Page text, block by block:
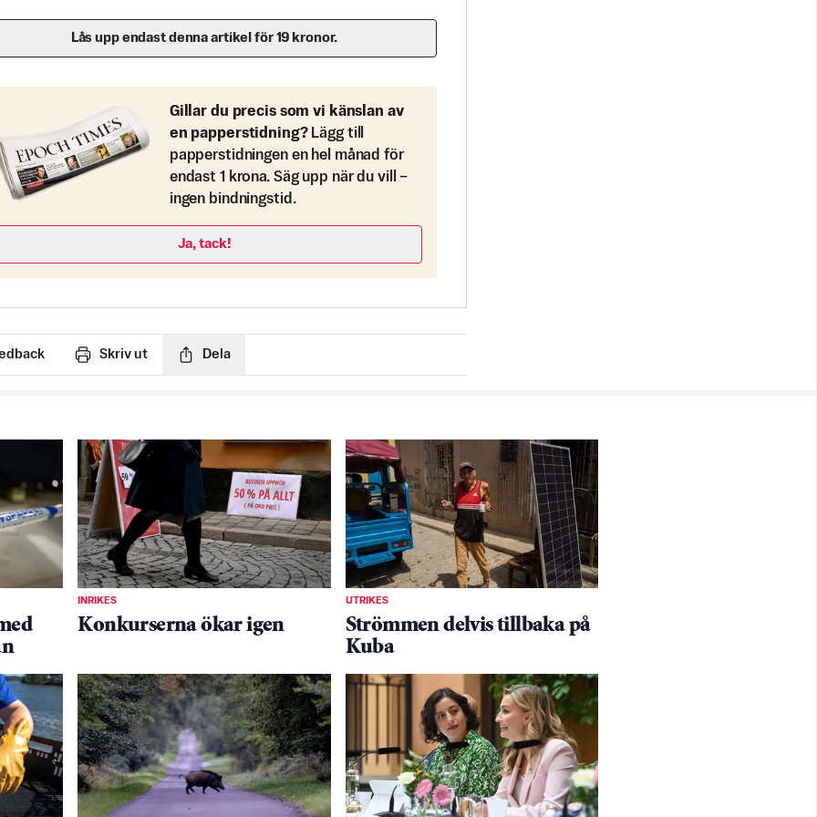
Lås upp endast denna artikel för 19 kronor.
Gillar du precis som vi känslan av
en papperstidning? Lägg till
papperstidningen en hel månad för
endast 1 krona. Säg upp när du vill –
ingen bindningstid.
Ja, tack!
Skriv ut Dela
INRIKES
Konkurserna ökar igen
UTRIKES
Strömmen delvis tillbaka på
Kuba